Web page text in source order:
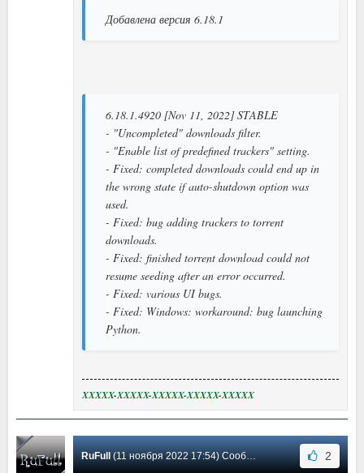
Добавлена версия 6.18.1
6.18.1.4920 [Nov 11, 2022] STABLE
- "Uncompleted" downloads filter.
- "Enable list of predefined trackers" setting.
- Fixed: completed downloads could end up in
the wrong state if auto-shutdown option was
used.
- Fixed: bug adding trackers to torrent
downloads.
- Fixed: finished torrent download could not
resume seeding after an error occurred.
- Fixed: various UI bugs.
- Fixed: Windows: workaround: bug launching
Python.
XXXXX-XXXXX-XXXXX-XXXXX-XXXXX
RuFull (11 ноября 2022 17:54) Сообщение #571 2